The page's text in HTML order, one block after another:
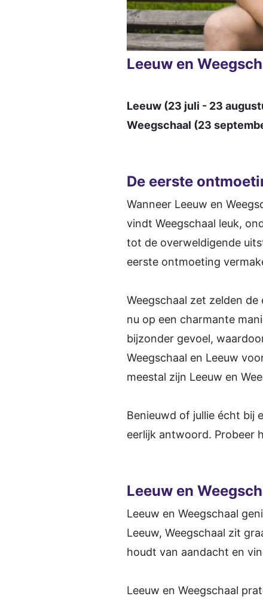
Leeuw en
Leeuw (23 juli - 23
Weegschaal (23
De eerste
Wanneer Leeuw en
vindt Weegschaal leuk,
tot de overweldigende
eerste ontmoeting
Weegschaal zet zelden
nu op een charmante
bijzonder gevoel,
Weegschaal en Leeuw
meestal zijn Leeuw en
Benieuwd of jullie écht bij
eerlijk antwoord. Probeer
Leeuw en
Leeuw en Weegschaal
Leeuw, Weegschaal zit
houdt van aandacht en
Leeuw en Weegschaal